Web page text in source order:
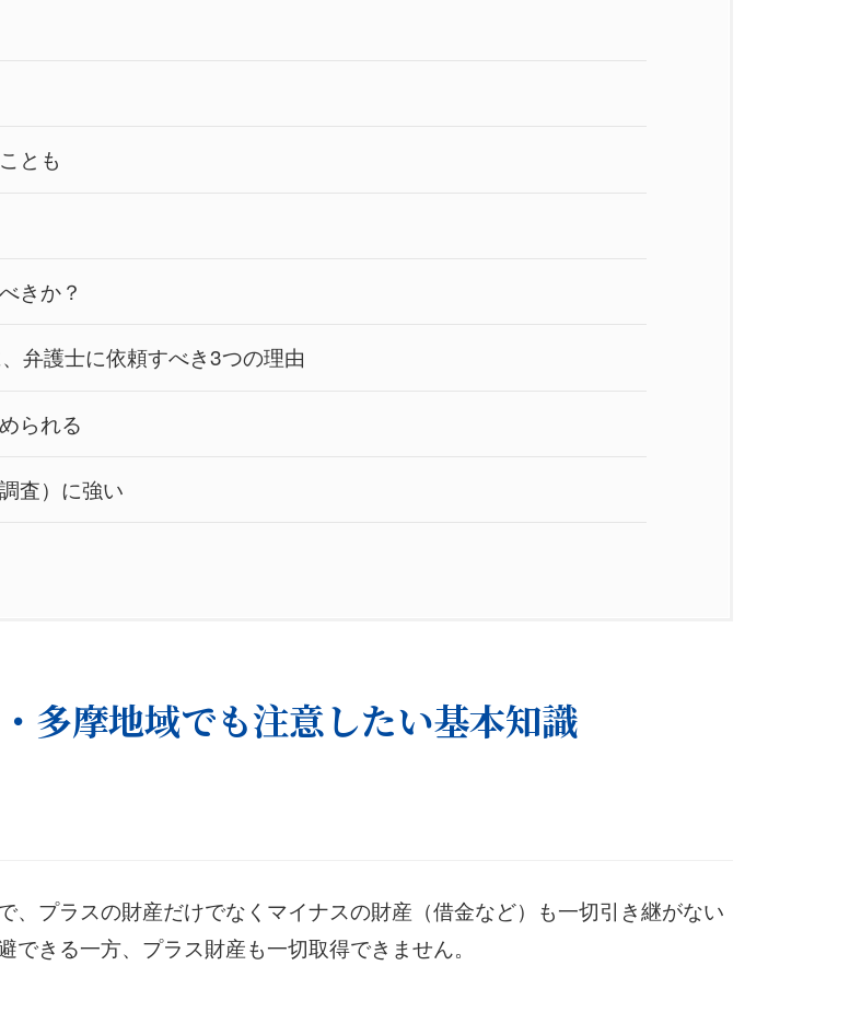
とも
きか？
弁護士に依頼すべき3つの理由
られる
査）に強い
説明
多摩地域でも注意したい基本知識
プラスの財産だけでなくマイナスの財産（借金など）も一切引き継がない
きる一方、プラス財産も一切取得できません。